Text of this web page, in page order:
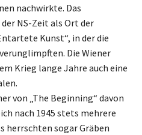
nachwirkte. Das
NS-Zeit als Ort der
Kunst“, in der die
Die Wiener
Krieg lange Jahre auch eine
von „The Beginning“ davon
nach 1945 stets mehrere
herrschten sogar Gräben